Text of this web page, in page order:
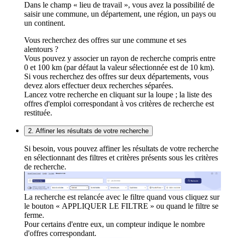
Dans le champ « lieu de travail », vous avez la possibilité de
saisir une commune, un département, une région, un pays ou
un continent.
Vous recherchez des offres sur une commune et ses
alentours ?
Vous pouvez y associer un rayon de recherche compris entre
0 et 100 km (par défaut la valeur sélectionnée est de 10 km).
Si vous recherchez des offres sur deux départements, vous
devez alors effectuer deux recherches séparées.
Lancez votre recherche en cliquant sur la loupe ; la liste des
offres d'emploi correspondant à vos critères de recherche est
restituée.
2. Affiner les résultats de votre recherche
Si besoin, vous pouvez affiner les résultats de votre recherche
en sélectionnant des filtres et critères présents sous les critères
de recherche.
La recherche est relancée avec le filtre quand vous cliquez sur
le bouton « APPLIQUER LE FILTRE » ou quand le filtre se
ferme.
Pour certains d'entre eux, un compteur indique le nombre
d'offres correspondant.